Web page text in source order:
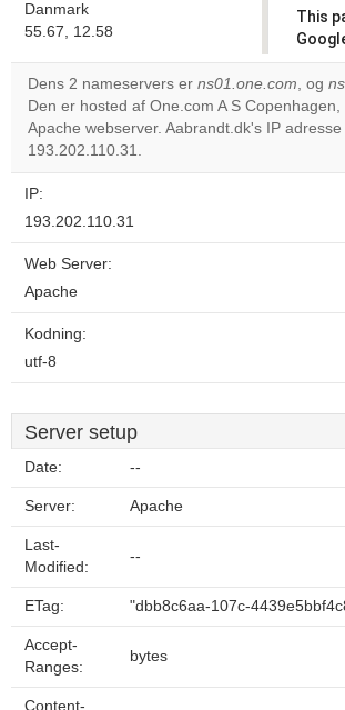
Danmark
55.67, 12.58
This
Do
own
Dens 2 nameservers er ns01.one.com, og
Den er hosted af One.com A S
Apache webserver. Aabrandt.dk's IP adresse
193.202.110.31.
IP:
193.202.110.31
Web Server:
Apache
Kodning:
utf-8
Server setup
Date: --
Server: Apache
Last-
Modified:
--
ETag: "dbb8c6aa-107c-
Accept-
Ranges:
bytes
Content-